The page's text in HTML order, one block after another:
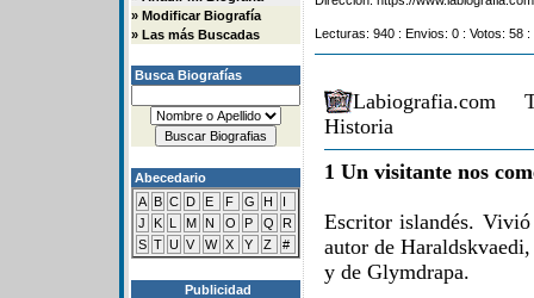
» Modificar Biografía
» Las más Buscadas
Busca Biografías
Abecedario
A B C D E F G H
I
J
K L M N O P Q
R
S T U V W X Y Z #
Publicidad
Lecturas: 940 : Envios: 0 : Votos: 58
Labiografia.com
Historia
1 Un visitante nos
Escritor islandés.
autor de
y de Glymdrapa.